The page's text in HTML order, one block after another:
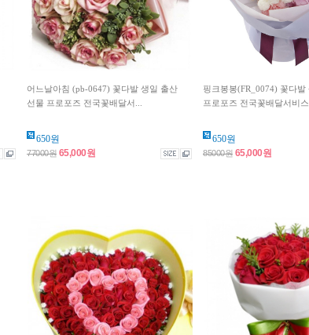
어느날아침 (pb-0647) 꽃다발 생일 출산
선물 프로포즈 전국꽃배달서...
650원
77000원 65,000원
핑크봉봉(FR_0074) 꽃다발
프로포즈 전국꽃배달서비스
650원
85000원 65,000원